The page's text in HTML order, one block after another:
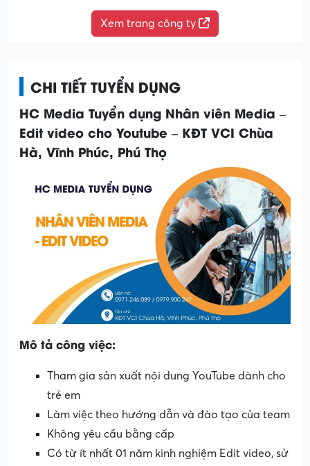
Xem trang công ty
CHI TIẾT TUYỂN DỤNG
HC Media Tuyển dụng Nhân viên Media –
Edit video cho Youtube – KĐT VCI Chùa
Hà, Vĩnh Phúc, Phú Thọ
Mô tả công việc:
Tham gia sản xuất nội dung YouTube dành cho
trẻ em
Làm việc theo hướng dẫn và đào tạo của team
Không yêu cầu bằng cấp
Có từ ít nhất 01 năm kinh nghiệm Edit video, sử